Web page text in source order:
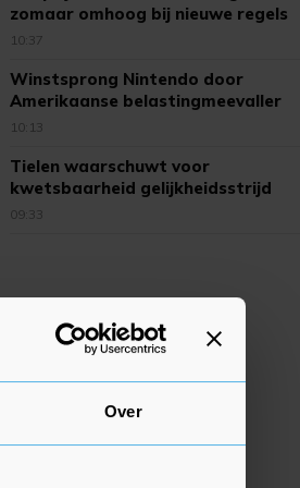
Over
zomaar omhoog bij nieuwe regels
10:37
Winstsprong Nintendo door
Amerikaanse belastingmeevaller
10:13
Tielen waarschuwt voor
kwetsbaarheid gelijkheidsstrijd
09:33